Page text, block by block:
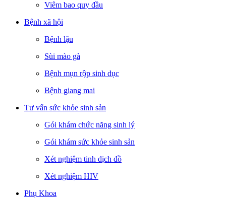
Viêm bao quy đầu
Bệnh xã hội
Bệnh lậu
Sùi mào gà
Bệnh mụn rộp sinh dục
Bệnh giang mai
Tư vấn sức khỏe sinh sản
Gói khám chức năng sinh lý
Gói khám sức khỏe sinh sản
Xét nghiệm tinh dịch đồ
Xét nghiệm HIV
Phụ Khoa